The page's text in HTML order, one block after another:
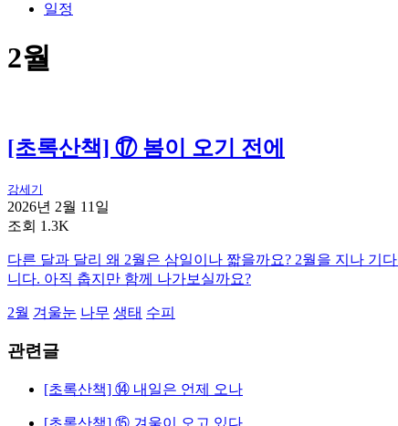
일정
2월
[초록산책] ⑰ 봄이 오기 전에
강세기
2026년 2월 11일
조회 1.3K
다른 달과 달리 왜 2월은 삼일이나 짧을까요? 2월을 지나 기
니다. 아직 춥지만 함께 나가보실까요?
2월 겨울눈 나무 생태 수피
관련글
[초록산책] ⑭ 내일은 언제 오나